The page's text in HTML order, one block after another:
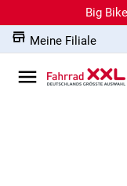
Big
Meine Filiale